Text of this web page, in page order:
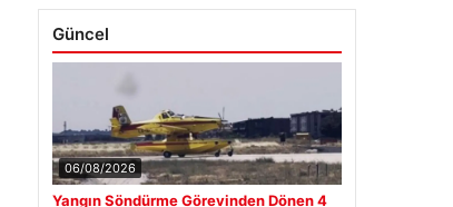
Güncel
06/08/2026
Yangın Söndürme Görevinden Dönen 4